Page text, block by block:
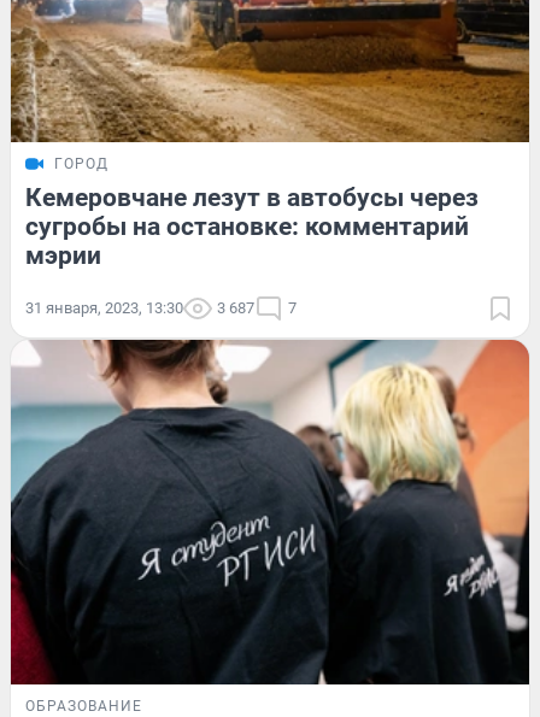
ГОРОД
Кемеровчане лезут в автобусы через
сугробы на остановке: комментарий
мэрии
31 января, 2023, 13:30 3 687 7
ОБРАЗОВАНИЕ